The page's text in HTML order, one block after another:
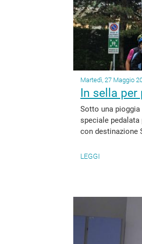
Martedì, 27 Maggio
In sella
Sotto una
speciale
con destinazione
LEGGI